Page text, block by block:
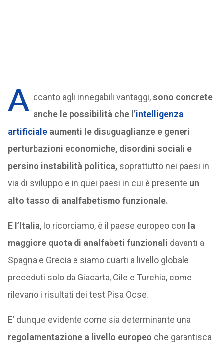
A ccanto agli innegabili vantaggi,sono concrete
anche le possibilità che l’intelligenza
artificialeaumenti le disuguaglianze e generi
perturbazioni economiche, disordini sociali e
persino instabilità politica,soprattutto nei paesi in
via di sviluppo e in quei paesi in cui è presente un
alto tasso di analfabetismo funzionale.
E l ’Italia, lo ricordiamo, è il paese europeo con la
maggiore quota di analfabeti funzionali davanti a
Spagna e Grecia e siamo quarti a livello globale
preceduti solo da Giacarta, Cile e Turchia, come
rilevano i risultati dei test Pisa Ocse.
E’ dunque evidente come sia determinante una
regolamentazione a livello europeo che garantisca